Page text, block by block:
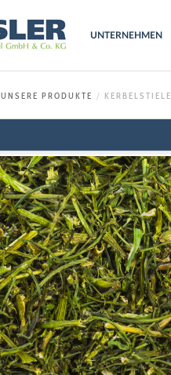
UNTERNEHMEN
UNSERE PRODUKTE KERBELSTIELE